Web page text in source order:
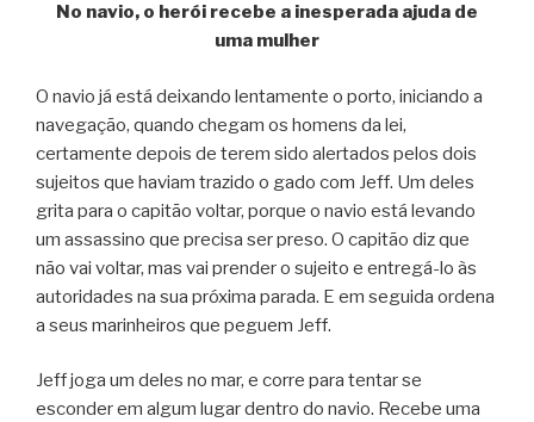
No navio, o herói recebe a inesperada ajuda de
uma mulher
O navio já está deixando lentamente o porto, iniciando a
navegação, quando chegam os homens da lei,
certamente depois de terem sido alertados pelos dois
sujeitos que haviam trazido o gado com Jeff. Um deles
grita para o capitão voltar, porque o navio está levando
um assassino que precisa ser preso. O capitão diz que
não vai voltar, mas vai prender o sujeito e entregá-lo às
autoridades na sua próxima parada. E em seguida ordena
a seus marinheiros que peguem Jeff.
Jeff joga um deles no mar, e corre para tentar se
esconder em algum lugar dentro do navio. Recebe uma